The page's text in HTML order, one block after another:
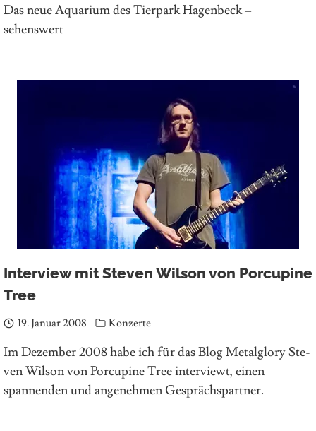
Das neue Aquarium des Tierpark Hagenbeck –
sehenswert
Interview mit Steven Wilson von Porcupine
Tree
19. Januar 2008 Konzerte
Im De­zem­ber 2008 habe ich für das Blog Metalglory Ste­
ven Wil­son von Porcupine Tree inter­viewt, einen
spannenden und angenehmen Gesprächspartner.